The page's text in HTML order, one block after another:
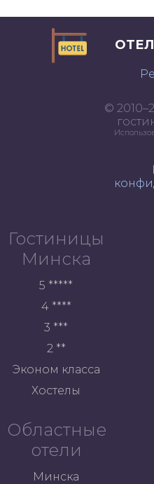
©
Гостиницы
Минска
5 *****
4 ****
3 ***
2 **
Эконом класса
Хостелы
Областные
отели
Минска